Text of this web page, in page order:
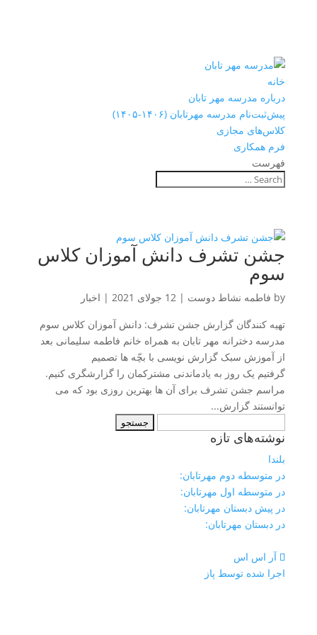
خانه
درباره مدرسه مهر تابان
پیش‌ثبت‌نام مدرسه مهرتابان (۱۴۰۶-۱۴۰۵)
کلاس‌های مجازی
فرم همکاری
فهرست
جشن تشرف دانش آموزان کلاس
سوم
by فاطمه نشاط دوست | 12 جولای 2021 | اخبار
تهیه کنندگان گزارش جشن تشرف: دانش آموزان کلاس سوم
مدرسه دخترانه مهر تابان به همراه خانم فاطمه سلیمانی بعد
از آموزش سبک گزارش نویسی با بچّه ها تصمیم
گرفتیم یک روز به یادماندنی مشترکمان را گزارشگری کنیم.
مراسم جشن تشرف برای آن ها بهترین روزی بود که می
توانستند گزارش...
برای:
نوشته‌های تازه
بلندا
در متوسطه دوم مهرتابان:
در متوسطه اول مهرتابان:
در پیش دبستان مهرتابان:
در دبستان مهرتابان:
آر اس اس
اجرا شده توسط پاز